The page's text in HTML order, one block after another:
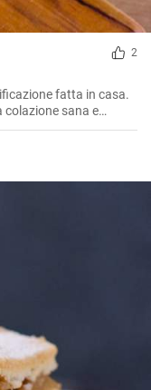
2
fatta in casa.
colazione sana e